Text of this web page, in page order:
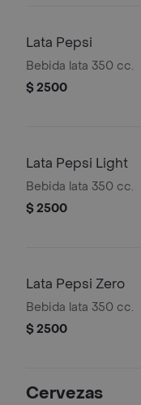
Lata Pepsi
Bebida lata 350 cc.
$ 2500
Lata Pepsi Light
Bebida lata 350 cc.
$ 2500
Lata Pepsi Zero
Bebida lata 350 cc.
$ 2500
Cervezas